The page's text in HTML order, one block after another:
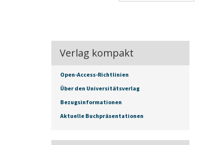
Verlag kompakt
Open-Access-Richtlinien
Über den Universitätsverlag
Bezugsinformationen
Aktuelle Buchpräsentationen